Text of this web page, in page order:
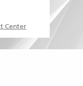
Center